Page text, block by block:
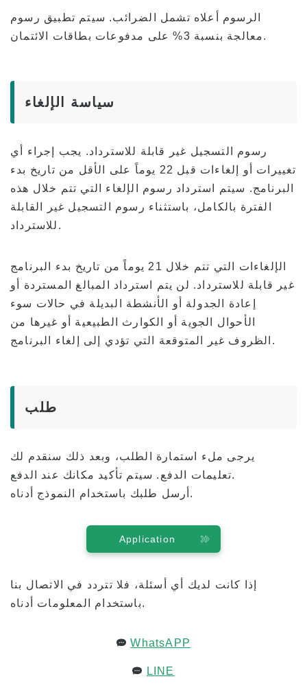
الرسوم أعلاه تشمل الضرائب. سيتم تطبيق رسوم
معالجة بنسبة 3% على مدفوعات بطاقات الائتمان.
سياسة الإلغاء
رسوم التسجيل غير قابلة للاسترداد. يجب إجراء أي
تغييرات أو إلغاءات قبل 22 يوماً على الأقل من تاريخ بدء
البرنامج. سيتم استرداد رسوم الإلغاء التي تتم خلال هذه
الفترة بالكامل، باستثناء رسوم التسجيل غير القابلة
للاسترداد.
الإلغاءات التي تتم خلال 21 يوماً من تاريخ بدء البرنامج
غير قابلة للاسترداد. لن يتم استرداد المبالغ المستردة أو
إعادة الجدولة أو الأنشطة البديلة في حالات سوء
الأحوال الجوية أو الكوارث الطبيعية أو غيرها من
الظروف غير المتوقعة التي تؤدي إلى إلغاء البرنامج.
طلب
يرجى ملء استمارة الطلب، وبعد ذلك سنقدم لك
تعليمات الدفع. سيتم تأكيد مكانك عند الدفع.
أرسل طلبك باستخدام النموذج أدناه.
Application
إذا كانت لديك أي أسئلة، فلا تتردد في الاتصال بنا
باستخدام المعلومات أدناه.
WhatsAPP
LINE